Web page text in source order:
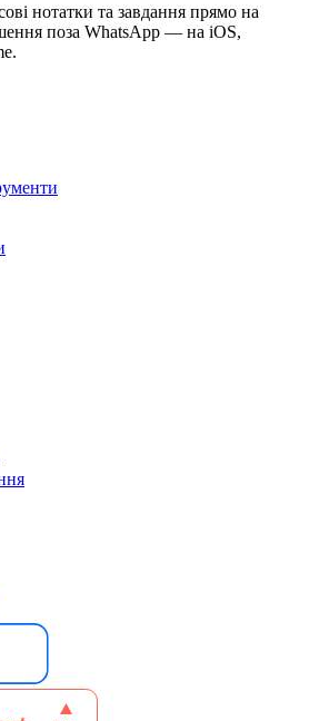
нотатки та завдання прямо на
поза WhatsApp — на iOS,